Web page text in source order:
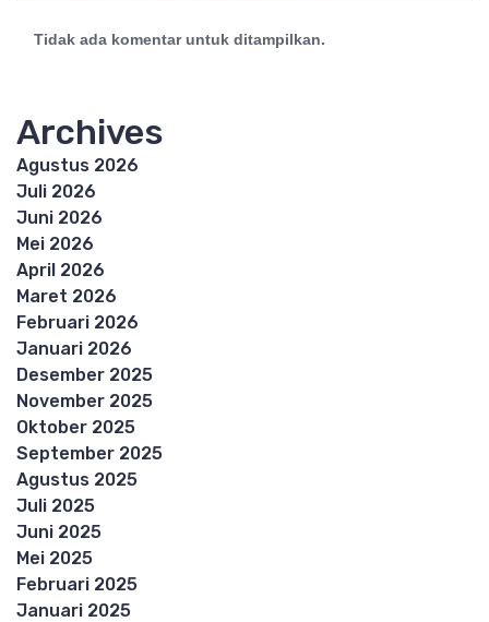
Tidak ada komentar untuk ditampilkan.
Archives
Agustus 2026
Juli 2026
Juni 2026
Mei 2026
April 2026
Maret 2026
Februari 2026
Januari 2026
Desember 2025
November 2025
Oktober 2025
September 2025
Agustus 2025
Juli 2025
Juni 2025
Mei 2025
Februari 2025
Januari 2025